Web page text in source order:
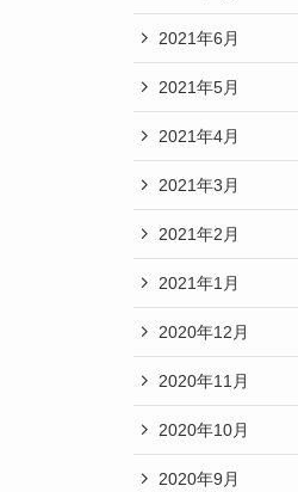
2021年6月
2021年5月
2021年4月
2021年3月
2021年2月
2021年1月
2020年12月
2020年11月
2020年10月
2020年9月